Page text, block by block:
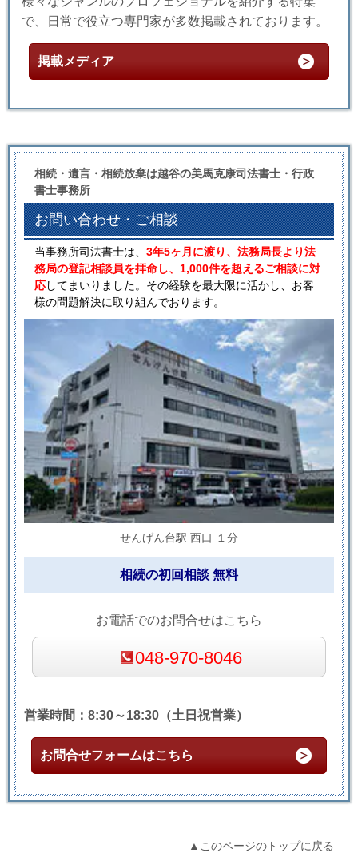
で、日常で役立つ専門家が多数掲載されております。
掲載メディア
相続・遺言・相続放棄は越谷の美馬克康司法書士・行政
書士事務所
お問い合わせ・ご相談
当事務所司法書士は、 3年5ヶ月に渡り、法務局長より法
務局の登記相談員を拝命し、1,000件を超えるご相談に対
応してまいりました。その経験を最大限に活かし、お客
様の問題解決に取り組んでおります。
せんげん台駅 西口 １分
相続の初回相談 無料
お電話でのお問合せはこちら
048-970-8046
営業時間：8:30～18:30（土日祝営業）
お問合せフォームはこちら
▲このページのトップに戻る